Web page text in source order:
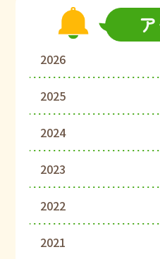
2026
2025
2024
2023
2022
2021